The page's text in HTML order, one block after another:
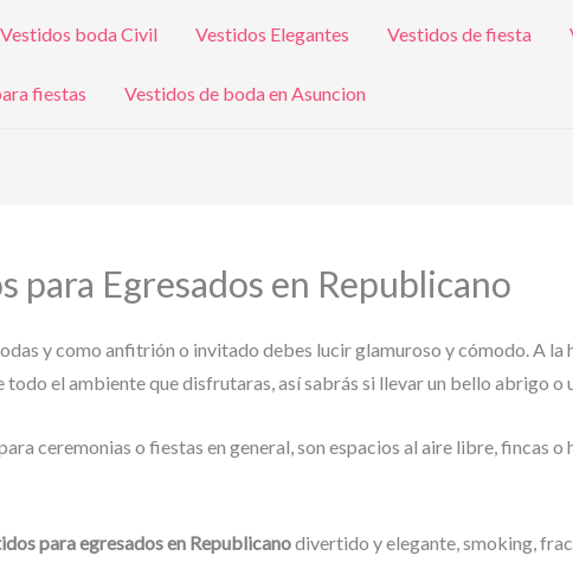
Vestidos boda Civil Vestidos Elegantes Vestidos de fiesta
fiestas Vestidos de boda en Asuncion
para Egresados en Republicano
y como anfitrión o invitado debes lucir glamuroso y cómodo. A la
el ambiente que disfrutaras, así sabrás si llevar un bello abrigo o
ceremonias o fiestas en general, son espacios al aire libre, fincas o
para egresados en Republicanodivertido y elegante, smoking,